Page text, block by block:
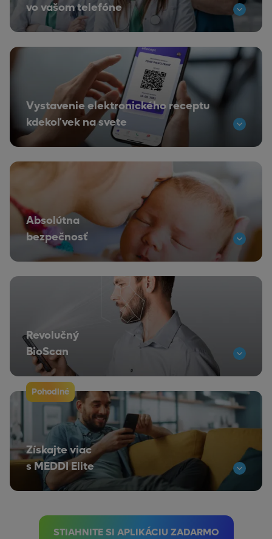
vo vašom telefóne
Vystavenie elektronického receptu
kdekoľvek na svete
Absolútna
bezpečnosť
Revolučný
BioScan
Pohodlné
Získajte viac
s MEDDI Elite
STIAHNITE SI APLIKÁCIU ZADARMO